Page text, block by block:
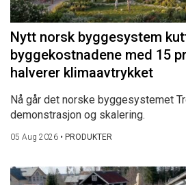
Nytt norsk byggesystem
byggekostnadene med 15
halverer klimaavtrykket
Nå går det norske byggesystemet
demonstrasjon og skalering.
05 Aug 2026 • PRODUKTER